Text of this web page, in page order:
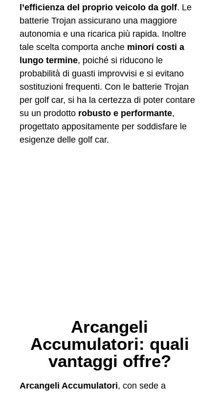
l’efficienza del proprio veicolo da golf. Le
batterie Trojan assicurano una maggiore
autonomia e una ricarica più rapida. Inoltre
tale scelta comporta anche minori costi a
lungo termine, poiché si riducono le
probabilità di guasti improvvisi e si evitano
sostituzioni frequenti. Con le batterie Trojan
per golf car, si ha la certezza di poter contare
su un prodotto robusto e performante,
progettato appositamente per soddisfare le
esigenze delle golf car.
Arcangeli
Accumulatori: quali
vantaggi offre?
Arcangeli Accumulatori, con sede a